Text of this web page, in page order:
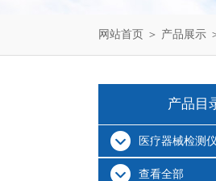
网站首页 ＞ 产品展示
产品目
医疗器械检测
查看全部